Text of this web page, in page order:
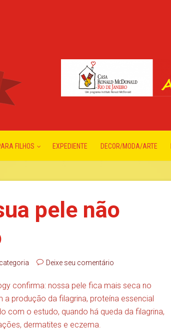
FILHOS EXPEDIENTE DECOR/MODA/ARTE
pele não
Deixe seu comentário
confirma: nossa pele fica mais seca no
produção da filagrina, proteína essencial
com o estudo, quando há queda da filagrina,
dermatites e eczema.